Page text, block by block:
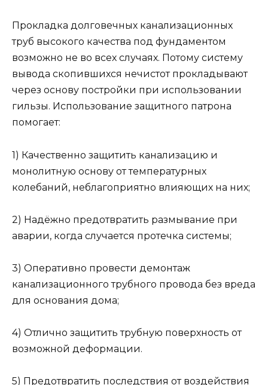
Прокладка долговечных канализационных
труб высокого качества под фундаментом
возможно не во всех случаях. Потому систему
вывода скопившихся нечистот прокладывают
через основу постройки при использовании
гильзы. Использование защитного патрона
помогает:
1) Качественно защитить канализацию и
монолитную основу от температурных
колебаний, неблагоприятно влияющих на них;
2) Надёжно предотвратить размывание при
аварии, когда случается протечка системы;
3) Оперативно провести демонтаж
канализационного трубного провода без вреда
для основания дома;
4) Отлично защитить трубную поверхность от
возможной деформации.
5) Предотвратить последствия от воздействия